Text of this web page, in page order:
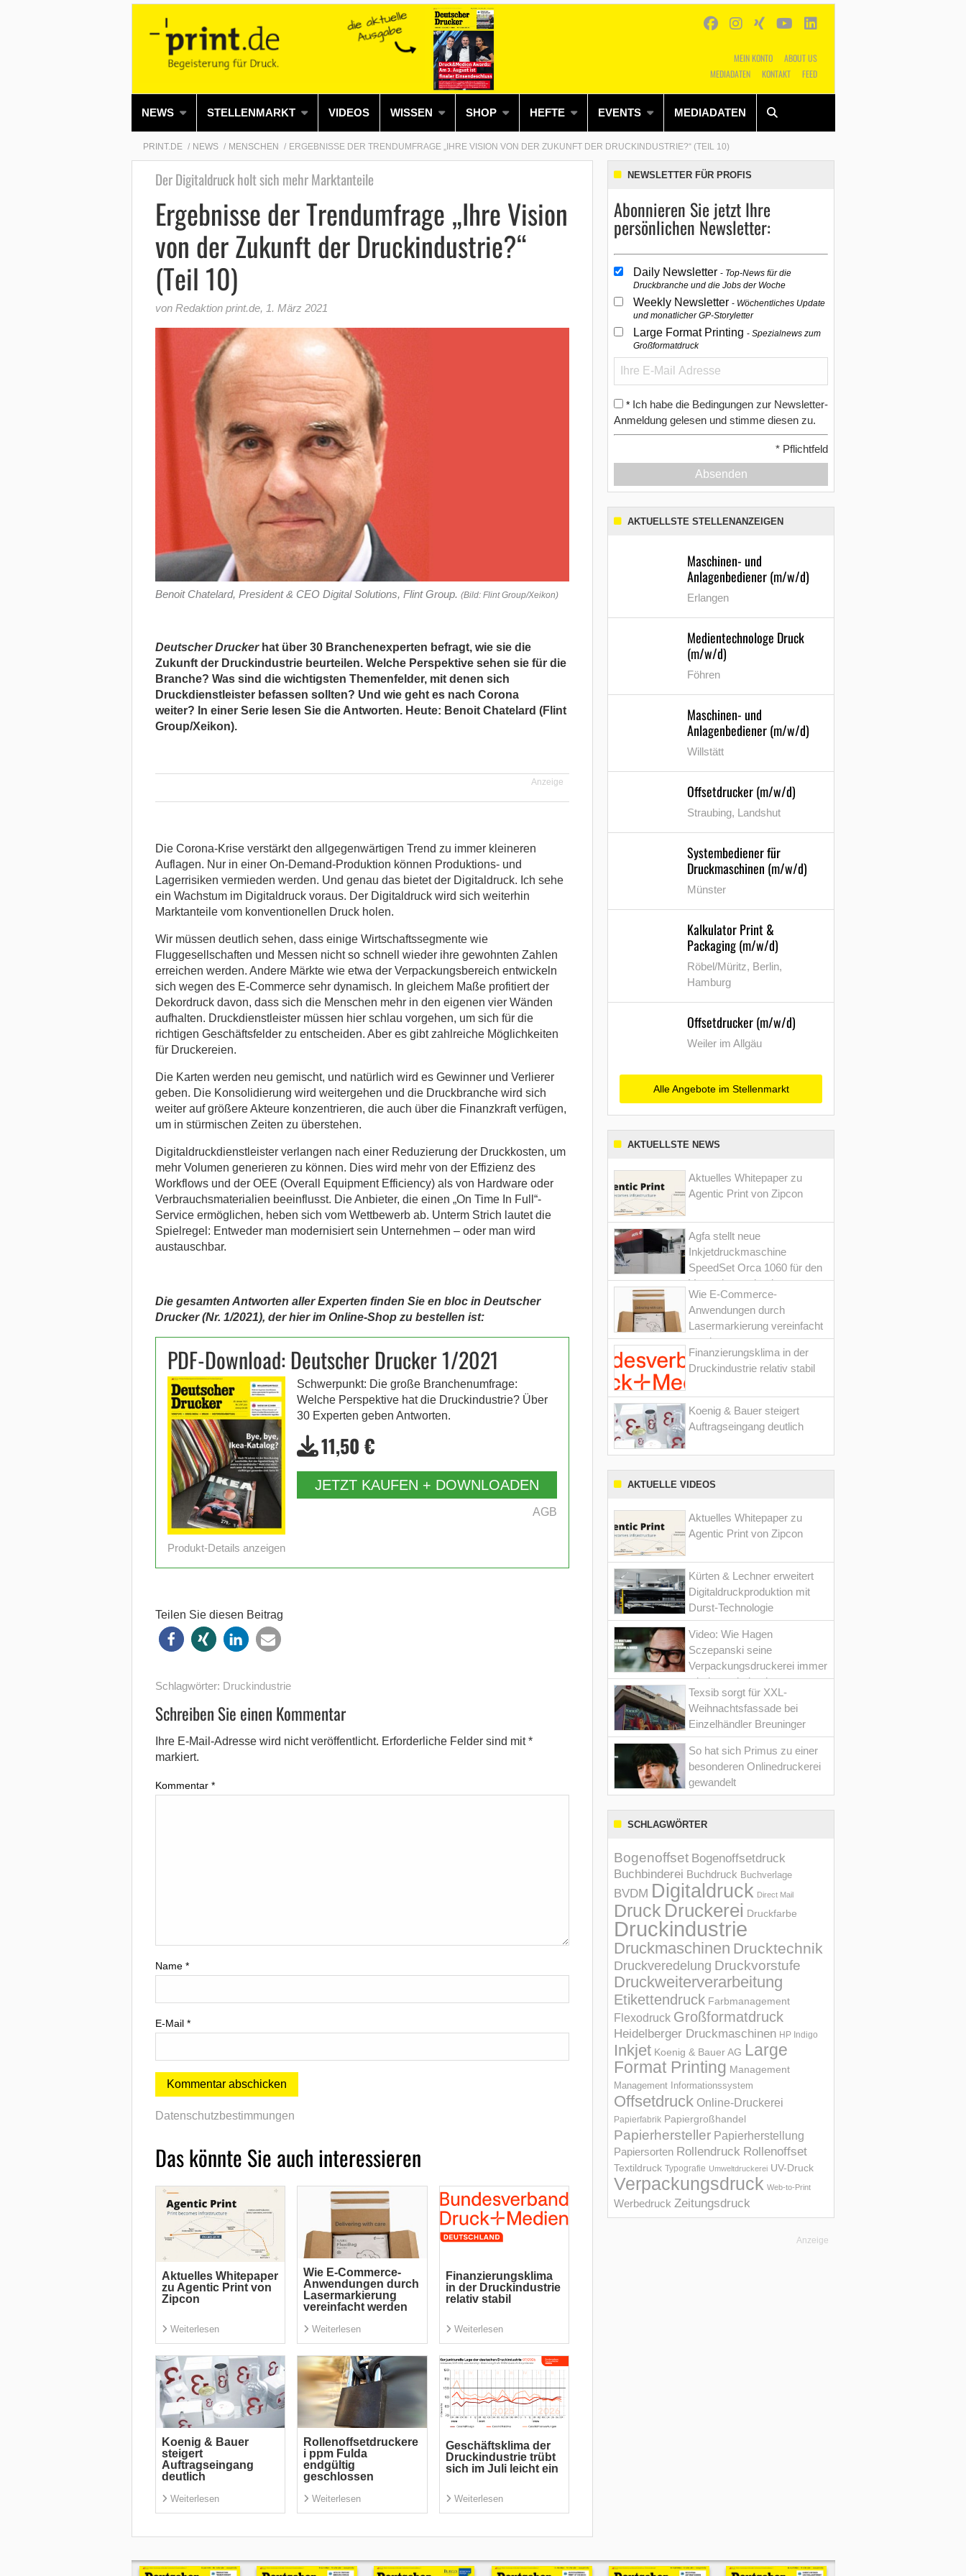
MEIN KONTO
ABOUT US
MEDIADATEN
KONTAKT FEED
NEWS STELLENMARKT VIDEOS WISSEN SHOP HEFTE EVENTS MEDIADATEN
Alles Shop SUCHEN
PRINT.DE NEWS MENSCHEN ERGEBNISSE DER TRENDUMFRAGE „IHRE VISION VON DER ZUKUNFT DER DRUCKINDUSTRIE?“ (TEIL 10)
Der Digitaldruck holt sich mehr Marktanteile
Ergebnisse der Trendumfrage „Ihre Vision
von der Zukunft der Druckindustrie?“
(Teil 10)
von Redaktion print.de, 1. März 2021
Benoit Chatelard, President & CEO Digital Solutions, Flint Group. (Bild: Flint Group/Xeikon)
Deutscher Druckerhat über 30 Branchenexperten befragt, wie sie die
Zukunft der Druckindustrie beurteilen. Welche Perspektive sehen sie für die
Branche? Was sind die wichtigsten Themenfelder, mit denen sich
Druckdienstleister befassen sollten? Und wie geht es nach Corona
weiter? In einer Serie lesen Sie die Antworten. Heute: Benoit Chatelard (Flint
Group/Xeikon).
Anzeige
Die Corona-Krise verstärkt den allgegenwärtigen Trend zu immer kleineren
Auflagen. Nur in einer On-Demand-Produktion können Produktions- und
Lagerrisiken vermieden werden. Und genau das bietet der Digitaldruck. Ich sehe
ein Wachstum im Digitaldruck voraus. Der Digitaldruck wird sich weiterhin
Marktanteile vom konventionellen Druck holen.
Wir müssen deutlich sehen, dass einige Wirtschaftssegmente wie
Fluggesellschaften und Messen nicht so schnell wieder ihre gewohnten Zahlen
erreichen werden. Andere Märkte wie etwa der Verpackungsbereich entwickeln
sich wegen des E-Commerce sehr dynamisch. In gleichem Maße profitiert der
Dekordruck davon, dass sich die Menschen mehr in den eigenen vier Wänden
aufhalten. Druckdienstleister müssen hier schlau vorgehen, um sich für die
richtigen Geschäftsfelder zu entscheiden. Aber es gibt zahlreiche Möglichkeiten
für Druckereien.
Die Karten werden neu gemischt, und natürlich wird es Gewinner und Verlierer
geben. Die Konsolidierung wird weitergehen und die Druckbranche wird sich
weiter auf größere Akteure konzentrieren, die auch über die Finanzkraft verfügen,
um in stürmischen Zeiten zu überstehen.
Digitaldruckdienstleister verlangen nach einer Reduzierung der Druckkosten, um
mehr Volumen generieren zu können. Dies wird mehr von der Effizienz des
Workflows und der OEE (Overall Equipment Efficiency) als von Hardware oder
Verbrauchsmaterialien beeinflusst. Die Anbieter, die einen „On Time In Full“-
Service ermöglichen, heben sich vom Wettbewerb ab. Unterm Strich lautet die
Spielregel: Entweder man modernisiert sein Unternehmen – oder man wird
austauschbar.
Die gesamten Antworten aller Experten finden Sie en bloc in Deutscher
Drucker (Nr. 1/2021), der hier im Online-Shop zu bestellen ist:
PDF-Download: Deutscher Drucker 1/2021
Produkt-Details anzeigen
Schwerpunkt: Die große Branchenumfrage:
Welche Perspektive hat die Druckindustrie? Über
30 Experten geben Antworten.
11,50 €
JETZT KAUFEN + DOWNLOADEN
AGB
Teilen Sie diesen Beitrag
Schlagwörter: Druckindustrie
Schreiben Sie einen Kommentar
Ihre E-Mail-Adresse wird nicht veröffentlicht. Erforderliche Felder sind mit*
markiert.
Kommentar *
Name *
E-Mail *
Datenschutzbestimmungen
Das könnte Sie auch interessieren
Aktuelles Whitepaper
zu Agentic Print von
Zipcon
Weiterlesen
Wie E-Commerce-
Anwendungen durch
Lasermarkierung
vereinfacht werden
Weiterlesen
Finanzierungsklima
in der Druckindustrie
relativ stabil
Weiterlesen
Koenig & Bauer
steigert
Auftragseingang
deutlich
Weiterlesen
Rollenoffsetdruckere
i ppm Fulda
endgültig
geschlossen
Weiterlesen
Geschäftsklima der
Druckindustrie trübt
sich im Juli leicht ein
Weiterlesen
NEWSLETTER FÜR PROFIS
Abonnieren Sie jetzt Ihre
persönlichen Newsletter:
Daily Newsletter Top-News für die
Druckbranche und die Jobs der Woche
Weekly Newsletter Wöchentliches Update
und monatlicher GP-Storyletter
Large Format Printing Spezialnews zum
Großformatdruck
* Ich habe die Bedingungen zur Newsletter-
Anmeldung gelesen und stimme diesen zu.
* Pflichtfeld
Absenden
AKTUELLSTE STELLENANZEIGEN
Maschinen- und
Anlagenbediener (m/w/d)
Erlangen
Medientechnologe Druck
(m/w/d)
Föhren
Maschinen- und
Anlagenbediener (m/w/d)
Willstätt
Offsetdrucker (m/w/d)
Straubing, Landshut
Systembediener für
Druckmaschinen (m/w/d)
Münster
Kalkulator Print &
Packaging (m/w/d)
Röbel/Müritz, Berlin,
Hamburg
Offsetdrucker (m/w/d)
Weiler im Allgäu
Alle Angebote im Stellenmarkt
AKTUELLSTE NEWS
Aktuelles Whitepaper zu
Agentic Print von Zipcon
Agfa stellt neue
Inkjetdruckmaschine
SpeedSet Orca 1060 für den
Verpackungsdruck vor
Wie E-Commerce-
Anwendungen durch
Lasermarkierung vereinfacht
werden
Finanzierungsklima in der
Druckindustrie relativ stabil
Koenig & Bauer steigert
Auftragseingang deutlich
AKTUELLE VIDEOS
Aktuelles Whitepaper zu
Agentic Print von Zipcon
Kürten & Lechner erweitert
Digitaldruckproduktion mit
Durst-Technologie
Video: Wie Hagen
Sczepanski seine
Verpackungsdruckerei immer
wieder optimiert hat
Texsib sorgt für XXL-
Weihnachtsfassade bei
Einzelhändler Breuninger
So hat sich Primus zu einer
besonderen Onlinedruckerei
gewandelt
SCHLAGWÖRTER
Bogenoffset Bogenoffsetdruck
Buchbinderei Buchdruck Buchverlage
BVDM Digitaldruck Direct Mail
Druck Druckerei Druckfarbe
Druckindustrie
Druckmaschinen Drucktechnik
Druckveredelung Druckvorstufe
Druckweiterverarbeitung
Etikettendruck Farbmanagement
Flexodruck Großformatdruck
Heidelberger Druckmaschinen HP Indigo
Inkjet Koenig & Bauer AG Large
Format Printing Management
Management Informations­system
Offsetdruck Online-Druckerei
Papierfabrik Papiergroßhandel
Papierhersteller Papierherstellung
Papiersorten Rollendruck Rollenoffset
Textildruck Typografie Umweltdruckerei UV-Druck
Verpackungsdruck Web-to-Print
Werbedruck Zeitungsdruck
Anzeige